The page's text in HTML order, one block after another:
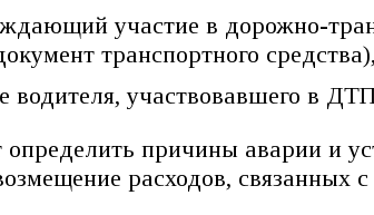
участие в дорожно-
транспортного средства),
водителя, участвовавшего в
причины аварии и
расходов, связанных